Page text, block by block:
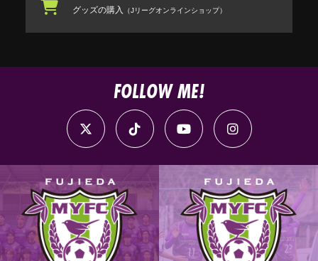
グッズの購入 （Jリーグオンラインショップ）
FOLLOW ME!